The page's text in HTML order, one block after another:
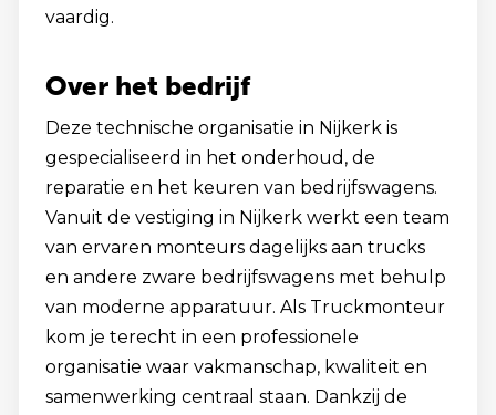
vaardig.
Over het bedrijf
Deze technische organisatie in Nijkerk is
gespecialiseerd in het onderhoud, de
reparatie en het keuren van bedrijfswagens.
Vanuit de vestiging in Nijkerk werkt een team
van ervaren monteurs dagelijks aan trucks
en andere zware bedrijfswagens met behulp
van moderne apparatuur. Als Truckmonteur
kom je terecht in een professionele
organisatie waar vakmanschap, kwaliteit en
samenwerking centraal staan. Dankzij de